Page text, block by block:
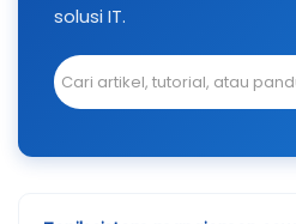
solusi IT.